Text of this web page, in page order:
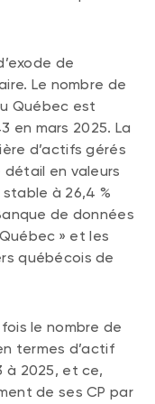
de
Le nombre de
Québec est
en mars 2025. La
d’actifs gérés
en valeurs
à 26,4 %
de données
» et les
québécois de
le nombre de
termes d’actif
à 2025, et ce,
de ses CP par